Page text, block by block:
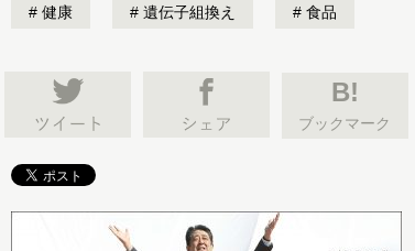
健康 遺伝子組換え 食品
B!
ブックマーク